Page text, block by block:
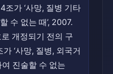
조가 ‘사망, 질병 기타
수 없는 때’, 2007.
개정되기 전의 구
‘사망, 질병, 외국거
진술할 수 없는